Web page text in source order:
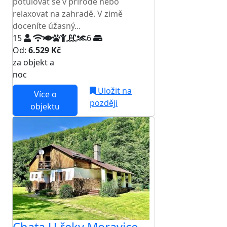
relaxovat na zahradě. V zimě
doceníte úžasný...
15
6
Od: 6.529 Kč
za objekt a
noc
Více o
objektu
Uložit na
později